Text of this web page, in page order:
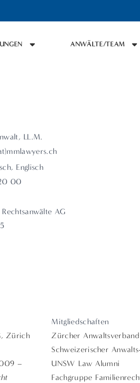
ANWÄLTE/TEAM
LL.M.
Englisch
00
AG
Zürich
–
Mitgliedschaften
Zürcher Anwaltsverband
Schweizerischer
UNSW Law Alumni
Fachgruppe